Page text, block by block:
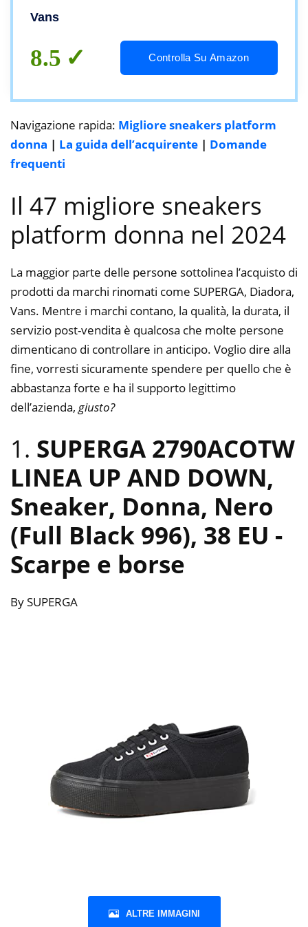
Vans
8.5 Controlla Su Amazon
Navigazione rapida: Migliore sneakers platform
donna | La guida dell’acquirente | Domande
frequenti
Il 47 migliore sneakers
platform donna nel 2024
La maggior parte delle persone sottolinea l’acquisto di
prodotti da marchi rinomati come SUPERGA, Diadora,
Vans. Mentre i marchi contano, la qualità, la durata, il
servizio post-vendita è qualcosa che molte persone
dimenticano di controllare in anticipo. Voglio dire alla
fine, vorresti sicuramente spendere per quello che è
abbastanza forte e ha il supporto legittimo
dell’azienda, giusto?
1. SUPERGA 2790ACOTW
LINEA UP AND DOWN,
Sneaker, Donna, Nero
(Full Black 996), 38 EU -
Scarpe e borse
By SUPERGA
ALTRE IMMAGINI